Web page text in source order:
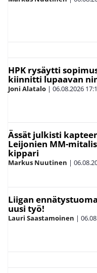
HPK rysäytti
kiinnitti lupaavan
Joni Alatalo | 06.08.2026
Ässät julkisti
Leijonien MM-
kippari
Markus Nuutinen |
Liigan
uusi työ!
Lauri Saastamoinen |